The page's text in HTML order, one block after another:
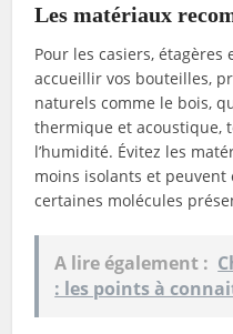
Les matériaux
Pour les casiers,
accueillir vos bouteilles,
naturels comme le bois,
thermique et acoustique,
l’humidité. Évitez les
moins isolants et
certaines molécules
A lire également :
: les points à